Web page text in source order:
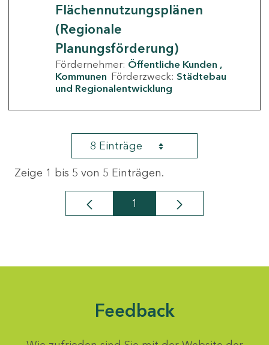
Flächennutzungsplänen
(Regionale
Planungsförderung)
Fördernehmer: Öffentliche Kunden
Kommunen Förderzweck: Städtebau
und Regionalentwicklung
8 Einträge
Zeige 1 bis 5 von 5 Einträgen.
Seite
1
Feedback